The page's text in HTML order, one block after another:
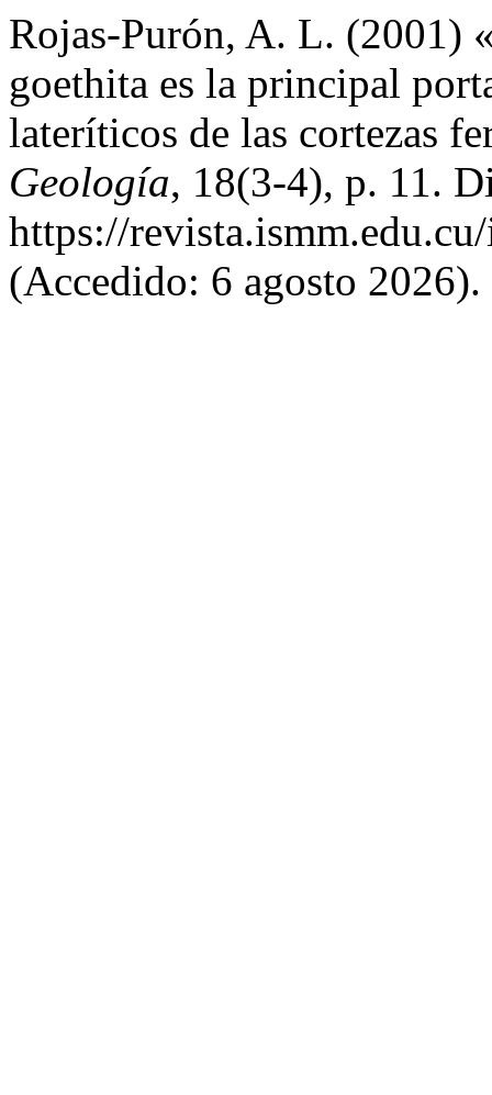
Rojas-Purón, A. L. (2001)
goethita es la principal
lateríticos de las cortezas
Geología, 18(3-4), p. 11.
https://
(Accedido: 6 agosto 2026).